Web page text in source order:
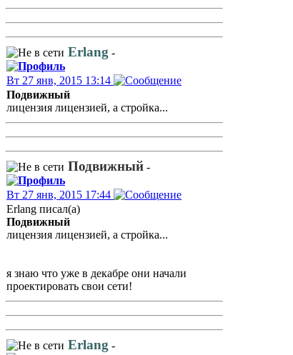
Erlang -
Вт 27 янв, 2015 13:14
Подвижный
лицензия лицензией, а стройка...
Подвижный -
Вт 27 янв, 2015 17:44
Erlang писал(а)
Подвижный
лицензия лицензией, а стройка...
я знаю что уже в декабре они начали
проектировать свои сети!
Erlang -